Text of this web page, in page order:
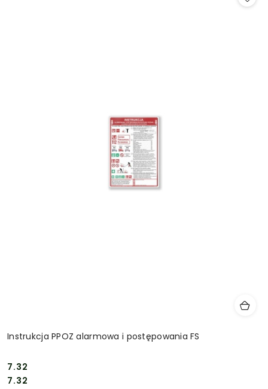
Instrukcja PPOZ alarmowa i postępowania FS
Cena:
7.32
Cena:
7.32